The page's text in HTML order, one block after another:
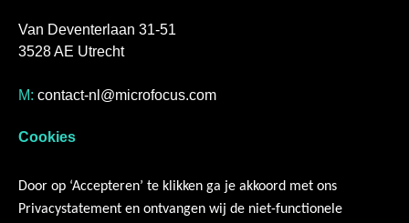
Cookies
Door op ‘Accepteren’ te klikken ga je akkoord met ons
Privacystatement en ontvangen wij de niet-functionele
Van Deventerlaan 31-51
3528 AE Utrecht
M: contact-nl@microfocus.com
Resources
Over ons